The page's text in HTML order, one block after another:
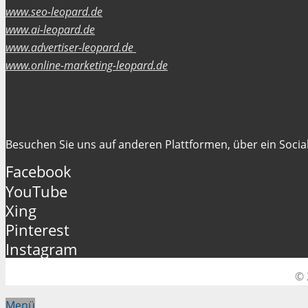
www.seo-leopard.de
www.ai-leopard.de
www.advertiser-leopard.de
www.online-marketing-leopard.de
Besuchen Sie uns auf anderen Plattformen, über ein
Facebook
YouTube
Xing
Pinterest
Instagram
©